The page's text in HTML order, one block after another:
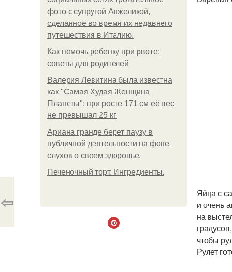
фото с супругой Анжеликой,
сделанное во время их недавнего
путешествия в Италию.
Как помочь ребенку при рвоте:
советы для родителей
Валерия Левитина была известна
как "Самая Худая Женщина
Планеты": при росте 171 см её вес
не превышал 25 кг.
Ариана гранде берет паузу в
публичной деятельности на фоне
слухов о своем здоровье.
Печеночный торт. Ингредиенты.
Яйца с
и очень
на
чтобы
Рулет
⇦